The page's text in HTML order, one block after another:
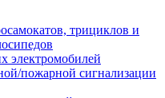
трициклов и
электромобилей
пожарной сигнализации